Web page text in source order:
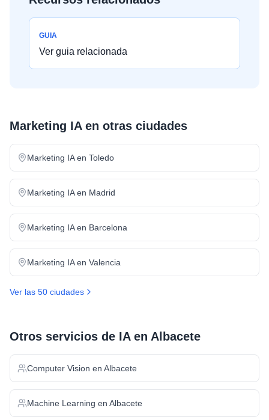
GUIA
Ver guia relacionada
Marketing IAen otras ciudades
Marketing IAen Toledo
Marketing IAen Madrid
Marketing IAen Barcelona
Marketing IAen Valencia
Ver las 50 ciudades
Otros servicios de IA en Albacete
Computer Vision en Albacete
Machine Learning en Albacete